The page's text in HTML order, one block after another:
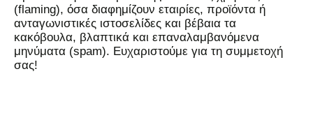
(flaming), όσα διαφημίζουν εταιρίες, προϊόντα ή
ανταγωνιστικές ιστοσελίδες και βέβαια τα
κακόβουλα, βλαπτικά και επαναλαμβανόμενα
μηνύματα (spam). Ευχαριστούμε για τη συμμετοχή
σας!